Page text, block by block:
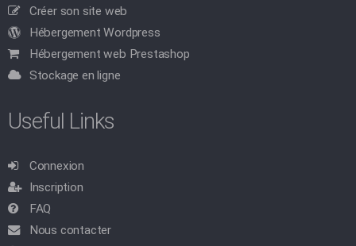
Créer son site web
Hébergement Wordpress
Hébergement web Prestashop
Stockage en ligne
Useful Links
Connexion
Inscription
FAQ
Nous contacter